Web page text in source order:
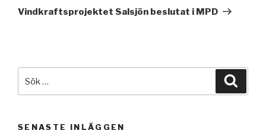
inlägg
Vindkraftsprojektet Salsjön beslutat i MPD
efter:
SENASTE INLÄGGEN